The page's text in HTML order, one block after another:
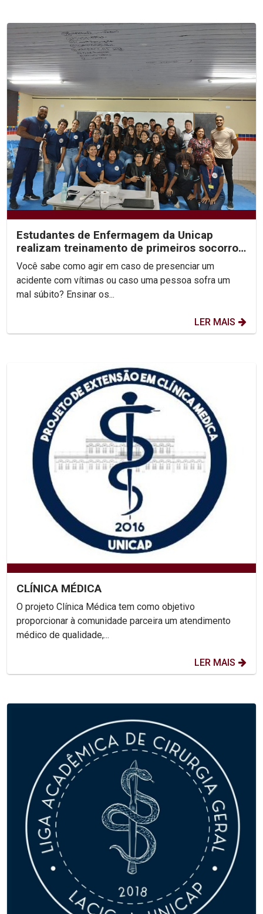
Estudantes de Enfermagem da Unicap
realizam treinamento de primeiros socorros
para alunos de...
Você sabe como agir em caso de presenciar um
acidente com vítimas ou caso uma pessoa sofra um
mal súbito? Ensinar os...
LER MAIS
CLÍNICA MÉDICA
O projeto Clínica Médica tem como objetivo
proporcionar à comunidade parceira um atendimento
médico de qualidade,...
LER MAIS